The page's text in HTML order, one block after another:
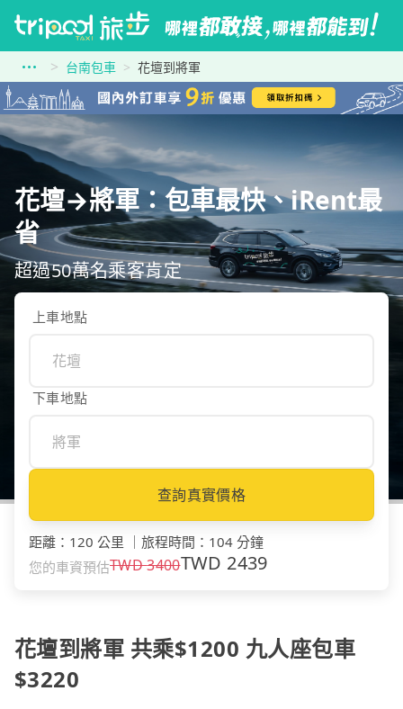
台南包車 花壇到將軍
花壇→將軍：包車最快、iRent最
省
超過50萬名乘客肯定
上車地點
下車地點
查詢真實價格
距離 ： 120 公里 旅程時間 ： 104 分鐘
您的車資預估TWD3400TWD 2439
花壇到將軍 共乘$1200 九人座包車
$3220